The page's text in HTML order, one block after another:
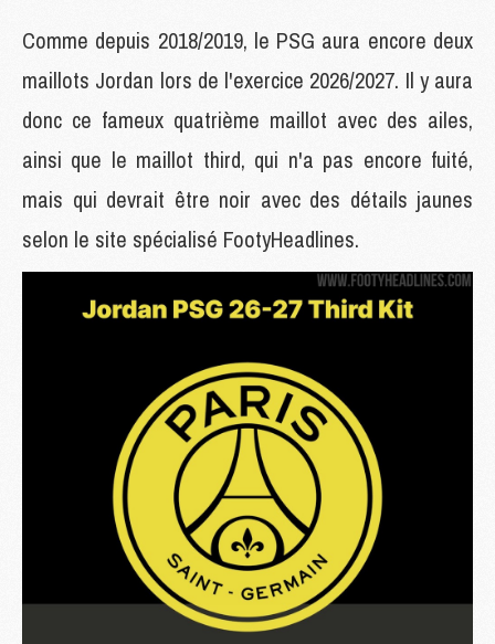
Comme depuis 2018/2019, le PSG aura encore deux
maillots Jordan lors de l'exercice 2026/2027. Il y aura
donc ce fameux quatrième maillot avec des ailes,
ainsi que le maillot third, qui n'a pas encore fuité,
mais qui devrait être noir avec des détails jaunes
selon le site spécialisé FootyHeadlines.